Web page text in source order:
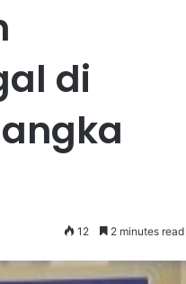
di
12 2 minutes read